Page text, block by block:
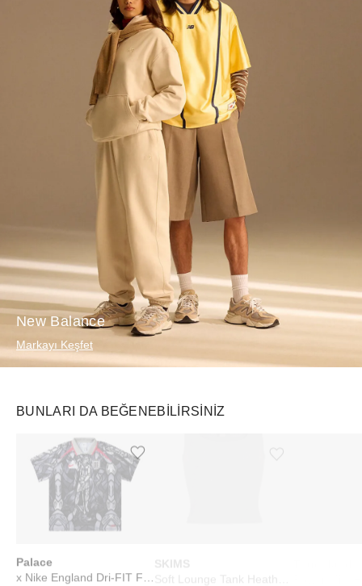
New Balance
Markayı Keşfet
BUNLARI DA BEĞENEBILIRSINIZ
Palace
Ürünü istek listesine ekle veya listeden çıkar
SKIMS
Ürünü istek listesine ekle veya listeden çıkar